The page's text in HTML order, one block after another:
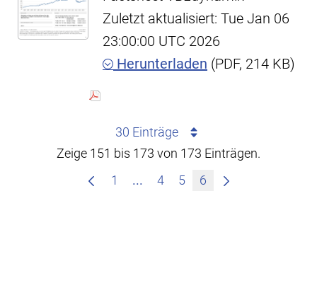
Zuletzt aktualisiert: Tue Jan 06
23:00:00 UTC 2026
Herunterladen (PDF, 214 KB)
30 Einträge
Zeige 151 bis 173 von 173 Einträgen.
1
... Zwischenseiten Navigieren
4 5 6